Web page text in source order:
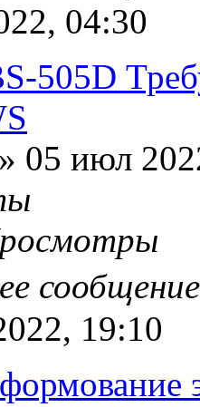
04:30
505D
» 05 июл
19:10